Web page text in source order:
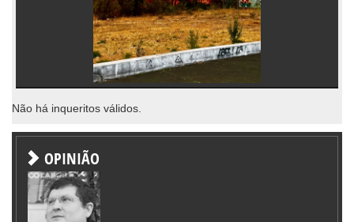
Não há inqueritos válidos.
OPINIÃO